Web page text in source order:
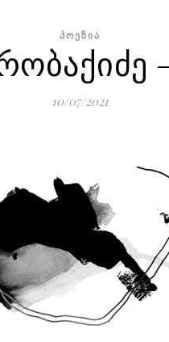
ᲞᲝᲔᲖᲘᲐ
10/07/2021